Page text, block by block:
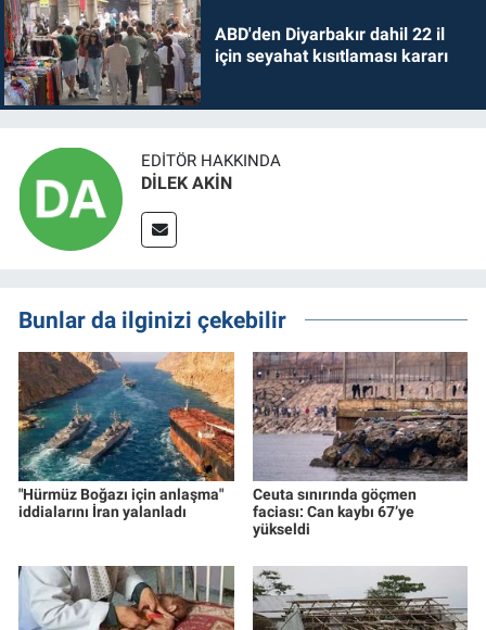
ABD'den Diyarbakır dahil 22 il
için seyahat kısıtlaması kararı
EDITÖR HAKKINDA
DİLEK AKİN
Bunlar da ilginizi çekebilir
"Hürmüz Boğazı için anlaşma"
iddialarını İran yalanladı
Ceuta sınırında göçmen
faciası: Can kaybı 67’ye
yükseldi